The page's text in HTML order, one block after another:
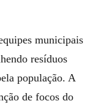
municipais
resíduos
população. A
de focos do